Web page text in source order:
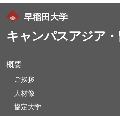
早稲田大学
キャンパスアジア
概要
ご挨拶
人材像
協定大学